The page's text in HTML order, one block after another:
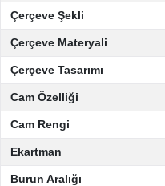
Çerçeve Şekli
Çerçeve Materyali
Çerçeve Tasarımı
Cam Özelliği
Cam Rengi
Ekartman
Burun Aralığı